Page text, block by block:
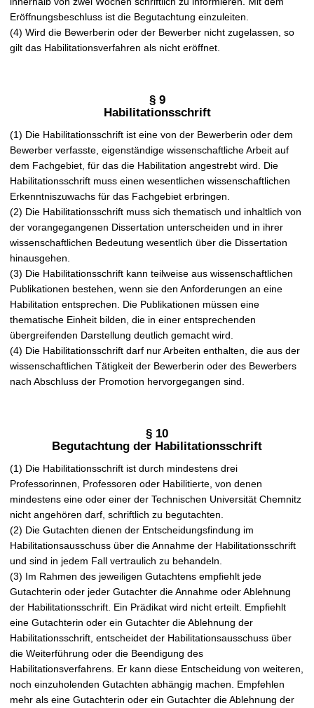
Eröffnungsbeschluss ist die Begutachtung einzuleiten.
(4) Wird die Bewerberin oder der Bewerber nicht zugelassen, so
gilt das Habilitationsverfahren als nicht eröffnet.
§ 9
Habilitationsschrift
(1) Die Habilitationsschrift ist eine von der Bewerberin oder dem
Bewerber verfasste, eigenständige wissenschaftliche Arbeit auf
dem Fachgebiet, für das die Habilitation angestrebt wird. Die
Habilitationsschrift muss einen wesentlichen wissenschaftlichen
Erkenntniszuwachs für das Fachgebiet erbringen.
(2) Die Habilitationsschrift muss sich thematisch und inhaltlich von
der vorangegangenen Dissertation unterscheiden und in ihrer
wissenschaftlichen Bedeutung wesentlich über die Dissertation
hinausgehen.
(3) Die Habilitationsschrift kann teilweise aus wissenschaftlichen
Publikationen bestehen, wenn sie den Anforderungen an eine
Habilitation entsprechen. Die Publikationen müssen eine
thematische Einheit bilden, die in einer entsprechenden
übergreifenden Darstellung deutlich gemacht wird.
(4) Die Habilitationsschrift darf nur Arbeiten enthalten, die aus der
wissenschaftlichen Tätigkeit der Bewerberin oder des Bewerbers
nach Abschluss der Promotion hervorgegangen sind.
§ 10
Begutachtung der Habilitationsschrift
(1) Die Habilitationsschrift ist durch mindestens drei
Professorinnen, Professoren oder Habilitierte, von denen
mindestens eine oder einer der Technischen Universität Chemnitz
nicht angehören darf, schriftlich zu begutachten.
(2) Die Gutachten dienen der Entscheidungsfindung im
Habilitationsausschuss über die Annahme der Habilitationsschrift
und sind in jedem Fall vertraulich zu behandeln.
(3) Im Rahmen des jeweiligen Gutachtens empfiehlt jede
Gutachterin oder jeder Gutachter die Annahme oder Ablehnung
der Habilitationsschrift. Ein Prädikat wird nicht erteilt. Empfiehlt
eine Gutachterin oder ein Gutachter die Ablehnung der
Habilitationsschrift, entscheidet der Habilitationsausschuss über
die Weiterführung oder die Beendigung des
Habilitationsverfahrens. Er kann diese Entscheidung von weiteren,
noch einzuholenden Gutachten abhängig machen. Empfehlen
mehr als eine Gutachterin oder ein Gutachter die Ablehnung der